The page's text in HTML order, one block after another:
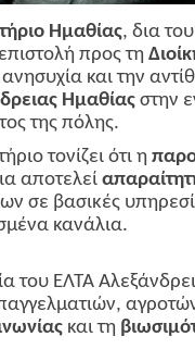
Ημαθίας, δια
προς τη
και την
Ημαθίας στην
της πόλης.
τονίζει ότι η
αποτελεί
σε βασικές
κανάλια.
του ΕΛΤΑ
και τη